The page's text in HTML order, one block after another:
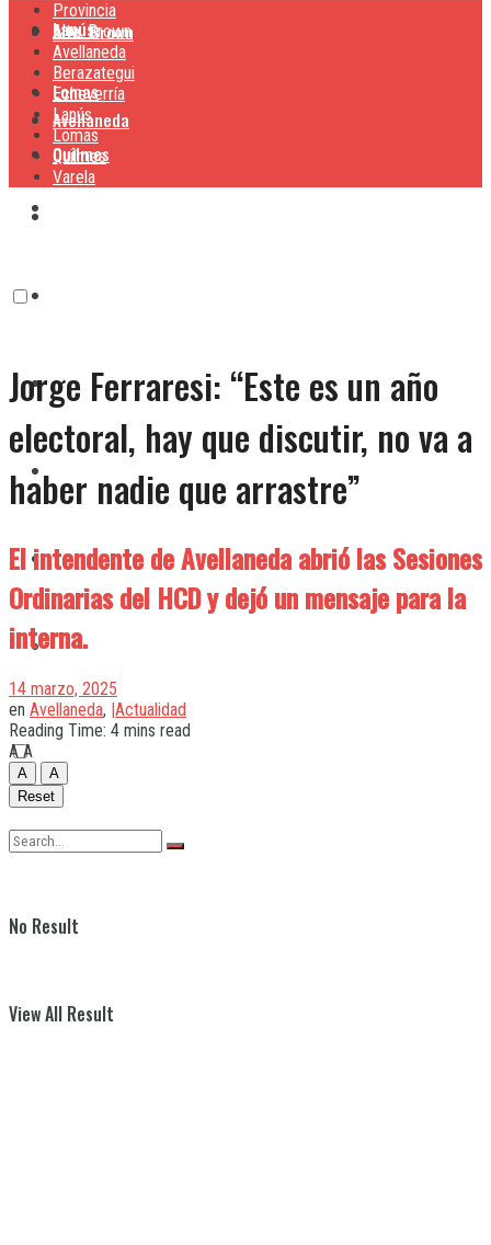
Lanús
Lomas
Quilmes
Alte. Brown
Avellaneda
Lanús
Quilmes
Varela
No Result
View All Result
Provincia
Alte. Brown
Avellaneda
Berazategui
Echeverría
Lanús
Lomas
Quilmes
Varela
Jorge Ferraresi: “Este es un año
electoral, hay que discutir, no va a
haber nadie que arrastre”
El intendente de Avellaneda abrió las Sesiones
Ordinarias del HCD y dejó un mensaje para la
interna.
14 marzo, 2025
en Avellaneda, |Actualidad
Reading Time: 4 mins read
A A
A
A
Reset